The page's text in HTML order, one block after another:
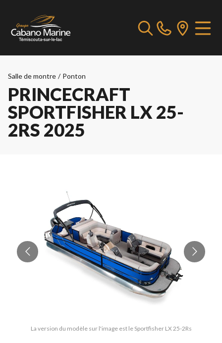
Salle de montre / Ponton
PRINCECRAFT
SPORTFISHER LX 25-
2RS 2025
La version du modèle sur l'image est le Sportfisher LX 25-2Rs